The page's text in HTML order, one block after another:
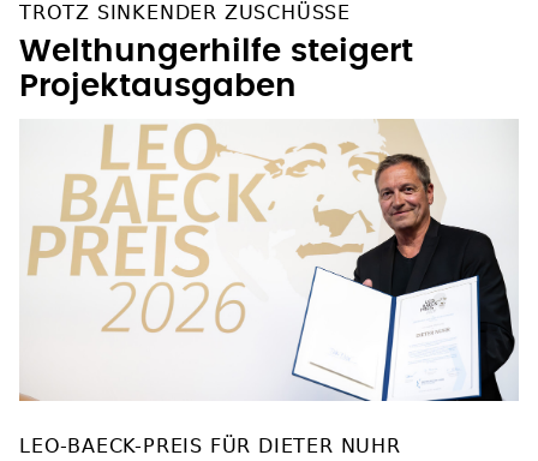
TROTZ SINKENDER ZUSCHÜSSE
Welthungerhilfe steigert
Projektausgaben
LEO-BAECK-PREIS FÜR DIETER NUHR